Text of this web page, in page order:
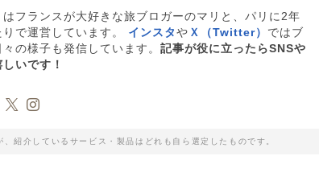
フランスが大好きな旅ブロガーのマリと、パリに2年
で運営しています。 インスタ や Ｘ（Twitter） ではブ
の様子も発信しています。 記事が役に立ったらSNSや
いです！
紹介しているサービス・製品はどれも自ら選定したものです。